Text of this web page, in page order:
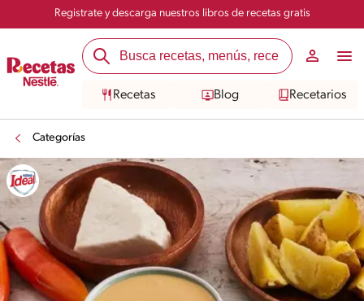
Registrate y descarga nuestros libros de recetas gratis
Recetas Blog Recetarios
Categorías